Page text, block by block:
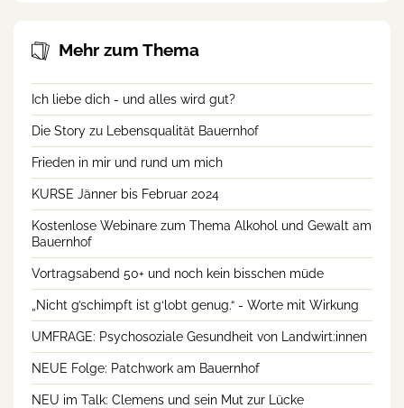
Mehr zum Thema
Ich liebe dich - und alles wird gut?
Die Story zu Lebensqualität Bauernhof
Frieden in mir und rund um mich
KURSE Jänner bis Februar 2024
Kostenlose Webinare zum Thema Alkohol und Gewalt am
Bauernhof
Vortragsabend 50+ und noch kein bisschen müde
„Nicht g’schimpft ist g‘lobt genug.“ - Worte mit Wirkung
UMFRAGE: Psychosoziale Gesundheit von Landwirt:innen
NEUE Folge: Patchwork am Bauernhof
NEU im Talk: Clemens und sein Mut zur Lücke